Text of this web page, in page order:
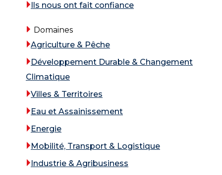
Ils nous ont fait confiance
Domaines
Agriculture & Pêche
Développement Durable & Changement
Climatique
Villes & Territoires
Eau et Assainissement
Energie
Mobilité, Transport & Logistique
Industrie & Agribusiness